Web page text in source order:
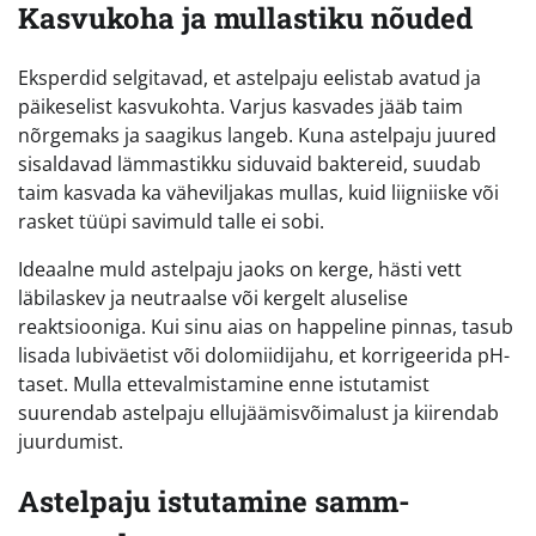
Kasvukoha ja mullastiku nõuded
Eksperdid selgitavad, et astelpaju eelistab avatud ja
päikeselist kasvukohta. Varjus kasvades jääb taim
nõrgemaks ja saagikus langeb. Kuna astelpaju juured
sisaldavad lämmastikku siduvaid baktereid, suudab
taim kasvada ka väheviljakas mullas, kuid liigniiske või
rasket tüüpi savimuld talle ei sobi.
Ideaalne muld astelpaju jaoks on kerge, hästi vett
läbilaskev ja neutraalse või kergelt aluselise
reaktsiooniga. Kui sinu aias on happeline pinnas, tasub
lisada lubiväetist või dolomiidijahu, et korrigeerida pH-
taset. Mulla ettevalmistamine enne istutamist
suurendab astelpaju ellujäämisvõimalust ja kiirendab
juurdumist.
Astelpaju istutamine samm-